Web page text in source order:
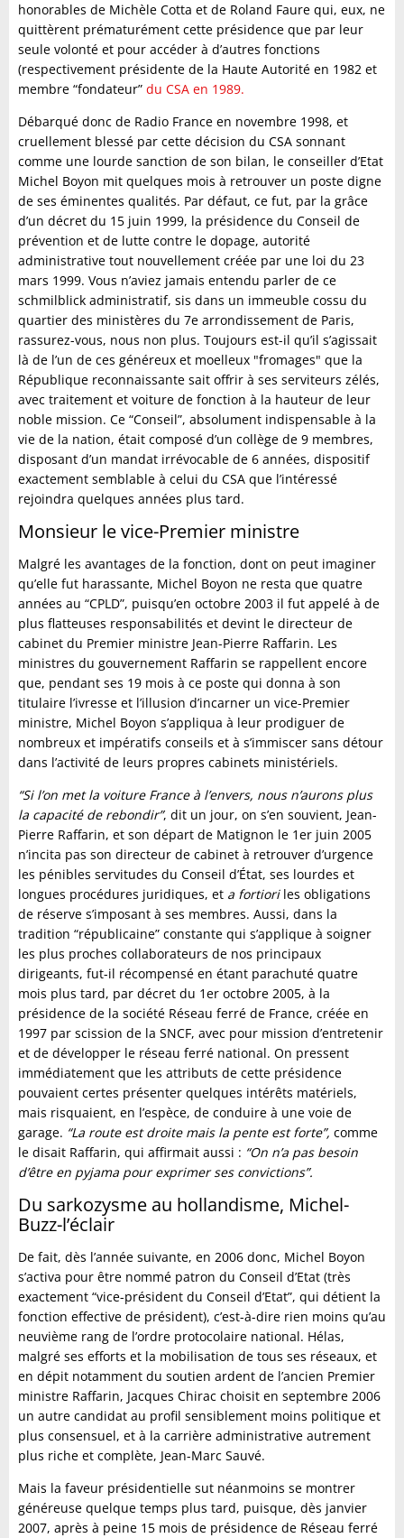
honorables de Michèle Cotta et de Roland Faure qui, eux, ne
quittèrent prématurément cette présidence que par leur
seule volonté et pour accéder à d’autres fonctions
(respectivement présidente de la Haute Autorité en 1982 et
membre “fondateur” du CSA en 1989.
Débarqué donc de Radio France en novembre 1998, et
cruellement blessé par cette décision du CSA sonnant
comme une lourde sanction de son bilan, le conseiller d’Etat
Michel Boyon mit quelques mois à retrouver un poste digne
de ses éminentes qualités. Par défaut, ce fut, par la grâce
d’un décret du 15 juin 1999, la présidence du Conseil de
prévention et de lutte contre le dopage, autorité
administrative tout nouvellement créée par une loi du 23
mars 1999. Vous n’aviez jamais entendu parler de ce
schmilblick administratif, sis dans un immeuble cossu du
quartier des ministères du 7e arrondissement de Paris,
rassurez-vous, nous non plus. Toujours est-il qu’il s’agissait
là de l’un de ces généreux et moelleux "fromages" que la
République reconnaissante sait offrir à ses serviteurs zélés,
avec traitement et voiture de fonction à la hauteur de leur
noble mission. Ce “Conseil”, absolument indispensable à la
vie de la nation, était composé d’un collège de 9 membres,
disposant d’un mandat irrévocable de 6 années, dispositif
exactement semblable à celui du CSA que l’intéressé
rejoindra quelques années plus tard.
Monsieur le vice-Premier ministre
Malgré les avantages de la fonction, dont on peut imaginer
qu’elle fut harassante, Michel Boyon ne resta que quatre
années au “CPLD”, puisqu’en octobre 2003 il fut appelé à de
plus flatteuses responsabilités et devint le directeur de
cabinet du Premier ministre Jean-Pierre Raffarin. Les
ministres du gouvernement Raffarin se rappellent encore
que, pendant ses 19 mois à ce poste qui donna à son
titulaire l’ivresse et l’illusion d’incarner un vice-Premier
ministre, Michel Boyon s’appliqua à leur prodiguer de
nombreux et impératifs conseils et à s’immiscer sans détour
dans l’activité de leurs propres cabinets ministériels.
“Si l’on met la voiture France à l’envers, nous n’aurons plus
la capacité de rebondir”, dit un jour, on s’en souvient, Jean-
Pierre Raffarin, et son départ de Matignon le 1er juin 2005
n’incita pas son directeur de cabinet à retrouver d’urgence
les pénibles servitudes du Conseil d’État, ses lourdes et
longues procédures juridiques, et a fortioriles obligations
de réserve s’imposant à ses membres. Aussi, dans la
tradition “républicaine” constante qui s’applique à soigner
les plus proches collaborateurs de nos principaux
dirigeants, fut-il récompensé en étant parachuté quatre
mois plus tard, par décret du 1er octobre 2005, à la
présidence de la société Réseau ferré de France, créée en
1997 par scission de la SNCF, avec pour mission d’entretenir
et de développer le réseau ferré national. On pressent
immédiatement que les attributs de cette présidence
pouvaient certes présenter quelques intérêts matériels,
mais risquaient, en l’espèce, de conduire à une voie de
garage. “La route est droite mais la pente est forte”, comme
le disait Raffarin, qui affirmait aussi : “On n’a pas besoin
d’être en pyjama pour exprimer ses convictions”.
Du sarkozysme au hollandisme, Michel-
Buzz-l’éclair
De fait, dès l’année suivante, en 2006 donc, Michel Boyon
s’activa pour être nommé patron du Conseil d’Etat (très
exactement “vice-président du Conseil d’Etat”, qui détient la
fonction effective de président), c’est-à-dire rien moins qu’au
neuvième rang de l’ordre protocolaire national. Hélas,
malgré ses efforts et la mobilisation de tous ses réseaux, et
en dépit notamment du soutien ardent de l’ancien Premier
ministre Raffarin, Jacques Chirac choisit en septembre 2006
un autre candidat au profil sensiblement moins politique et
plus consensuel, et à la carrière administrative autrement
plus riche et complète, Jean-Marc Sauvé.
Mais la faveur présidentielle sut néanmoins se montrer
généreuse quelque temps plus tard, puisque, dès janvier
2007, après à peine 15 mois de présidence de Réseau ferré